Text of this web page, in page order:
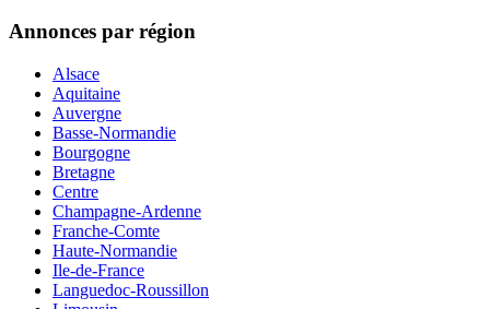
Annonces par région
Alsace
Aquitaine
Auvergne
Basse-Normandie
Bourgogne
Bretagne
Centre
Champagne-Ardenne
Franche-Comte
Haute-Normandie
Ile-de-France
Languedoc-Roussillon